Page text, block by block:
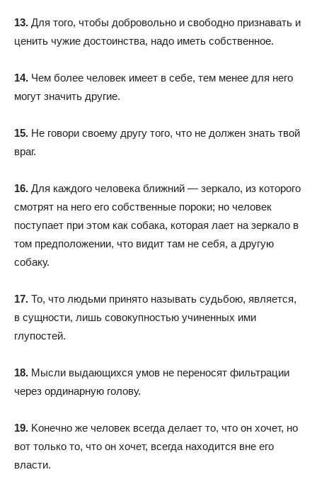
13. Для того, чтобы добровольно и свободно признавать и
ценить чужие достоинства, надо иметь собственное.
14. Чем более человек имеет в себе, тем менее для него
могут значить другие.
15. Не говори своему другу того, что не должен знать твой
враг.
16. Для каждого человека ближний — зеркало, из которого
смотрят на него его собственные пороки; но человек
поступает при этом как собака, которая лает на зеркало в
том предположении, что видит там не себя, а другую
собаку.
17. То, что людьми принято называть судьбою, является,
в сущности, лишь совокупностью учиненных ими
глупостей.
18. Мысли выдающихся умов не переносят фильтрации
через ординарную голову.
19. Kонечно же человек всегда делает то, что он хочет, но
вот только то, что он хочет, всегда находится вне его
власти.